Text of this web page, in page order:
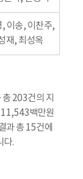
, 이송, 이찬주,
재, 최성옥
203건의 지
11,543백만원
과 총 15건에
다.